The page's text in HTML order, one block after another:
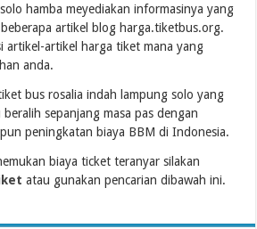
hamba meyediakan informasinya yang
artikel blog harga.tiketbus.org.
artikel-artikel harga tiket mana yang
anda.
bus rosalia indah lampung solo yang
sepanjang masa pas dengan
peningkatan biaya BBM di Indonesia.
biaya ticket teranyar silakan
atau gunakan pencarian dibawah ini.